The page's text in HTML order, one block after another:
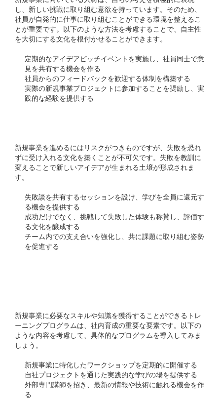
し、新しい挑戦に取り組む意欲を持っています。そのため、
社員が自発的に仕事に取り組むことができる環境を整えるこ
とが重要です。以下のような方法を考慮することで、自主性
を大切にする文化を根付かせることができます。
定期的なアイデアピッチイベントを実施し、社員同士で意
見を共有する機会を作る
社員からのフィードバックを歓迎する体制を構築する
実際の新規事業プロジェクトに参加することを奨励し、実
践的な経験を提供する
新規事業を進めるにはリスクがつきものですが、失敗を恐れ
ずに受け入れる文化を築くことが不可欠です。失敗を教訓に
変えることで新しいアイデアが生まれる土壌が形成されま
す。
失敗談を共有するセッションを設け、学びを全員に還元す
る機会を提供する
成功だけでなく、挑戦して失敗した体験も称賛し、評価す
る文化を醸成する
チーム内での支え合いを強化し、共に課題に取り組む姿勢
を促進する
新規事業に必要なスキルや知識を獲得することができるトレ
ーニングプログラムは、社内育成の重要な要素です。以下の
ような内容を考慮して、具体的なプログラムを導入してみま
しょう。
新規事業に特化したワークショップを定期的に開催する
自社プロジェクトを通じた実践的な学びの場を提供する
外部専門講師を招き、最新の情報や技術に触れる機会を作
る